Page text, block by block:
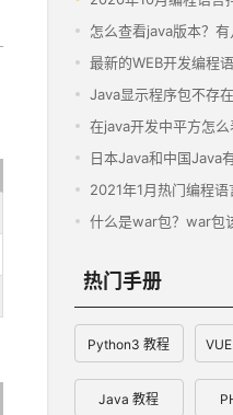
怎么查看java版本？有
最新的WEB开发编程
Java显示程序包不存
什么是war包？war包
热门手册
Python3 教程
Java 教程